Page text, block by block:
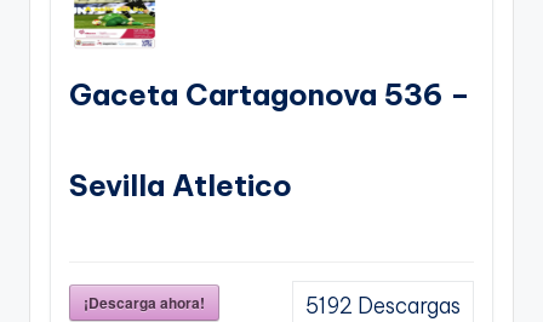
Gaceta Cartagonova 536 –
Sevilla Atletico
¡Descarga ahora! 5192 Descargas